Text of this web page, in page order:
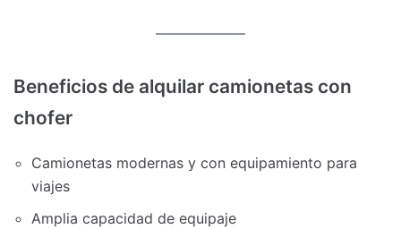
Beneficios de alquilar camionetas con
chofer
Camionetas modernas y con equipamiento para
viajes
Amplia capacidad de equipaje